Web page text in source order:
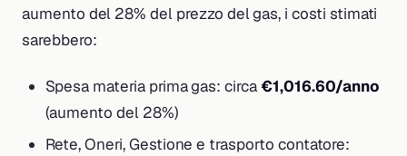
aumento del 28% del prezzo del gas, i costi stimati
sarebbero:
Spesa materia prima gas: circa€1,016.60/anno
(aumento del 28%)
Rete, Oneri, Gestione e trasporto contatore: